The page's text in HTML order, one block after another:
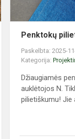
Penktokų
Paskelbta: 2025-
Kategorija:
Džiaugiamės
auklėtojos N.
pilietiškumu! Jie